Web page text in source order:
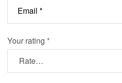
Your rating *